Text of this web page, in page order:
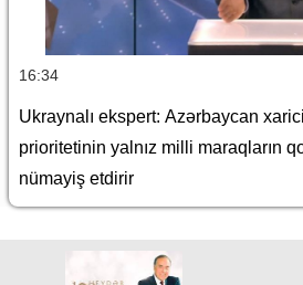
16:34
Ukraynalı ekspert: Azərbaycan
prioritetinin yalnız milli maraqların
nümayiş etdirir